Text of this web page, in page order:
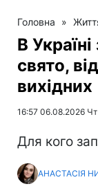
Головна »
В
свято,
вихідних
16:57 06.08.2026 Чт
Для кого
АНАСТАСІЯ